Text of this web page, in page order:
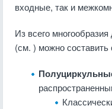
входные, так и
Из всего
(см. ) можно